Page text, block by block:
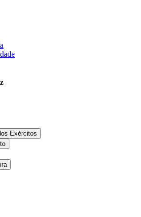
Exércitos